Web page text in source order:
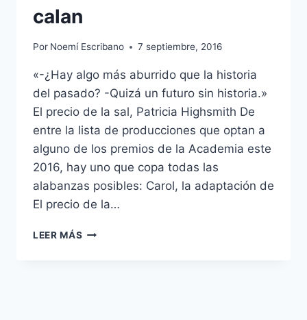
calan
Por Noemí Escribano 7 septiembre, 2016
«-¿Hay algo más aburrido que la historia
del pasado? -Quizá un futuro sin historia.»
El precio de la sal, Patricia Highsmith De
entre la lista de producciones que optan a
alguno de los premios de la Academia este
2016, hay uno que copa todas las
alabanzas posibles: Carol, la adaptación de
El precio de la…
LEER MÁS ‘CAROL’